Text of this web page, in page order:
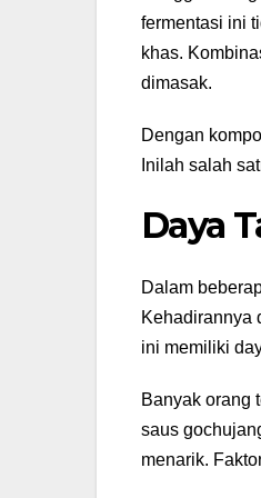
fermentasi ini
khas.
dimasak.
Dengan
Inilah salah
Daya
Dalam
Kehadirannya
ini memiliki
Banyak orang
saus
menarik.